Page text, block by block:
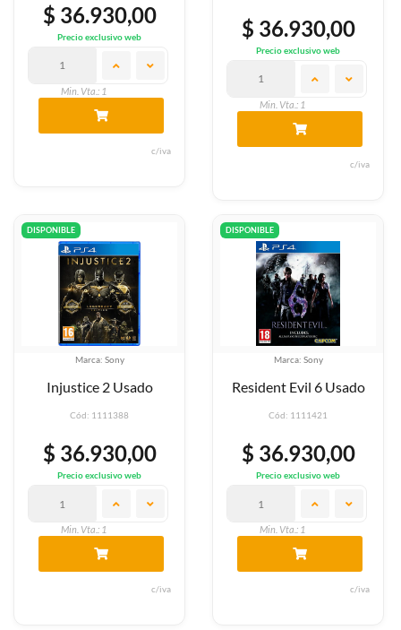
$ 36.930,00
Precio exclusivo web
Min. Vta.: 1
c/iva
$ 36.930,00
Precio exclusivo web
Min. Vta.: 1
c/iva
DISPONIBLE
Marca: Sony
Injustice 2 Usado
Cód: 1111388
$ 36.930,00
Precio exclusivo web
Min. Vta.: 1
c/iva
DISPONIBLE
Marca: Sony
Resident Evil 6 Usado
Cód: 1111421
$ 36.930,00
Precio exclusivo web
Min. Vta.: 1
c/iva